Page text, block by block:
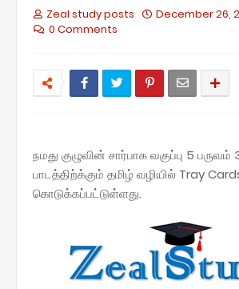
Zeal study posts
December 26,
0 Comments
நமது குழுவின் சார்பாக வகுப்பு 5
பாடத்திற்க்கும் தமிழ் வழியில் Tray
கொடுக்கப்பட்டுள்ளது.